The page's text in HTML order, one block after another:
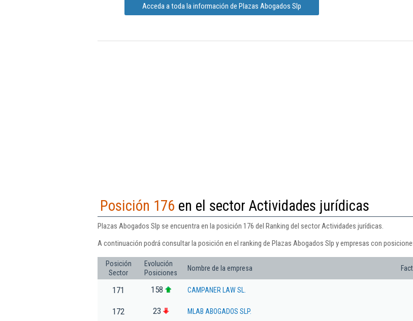
Acceda a toda la información de Plazas Abogados Slp
Posición 176 en el sector Actividades jurídicas
Plazas Abogados Slp se encuentra en la posición 176 del Ranking del sector Actividades jurídicas.
A continuación podrá consultar la posición en el ranking de Plazas Abogados Slp y empresas con
Posición
Sector
Evolución
Posiciones
Nombre de la empresa
171 158 CAMPANER LAW SL.
172 23 MLAB ABOGADOS SLP.